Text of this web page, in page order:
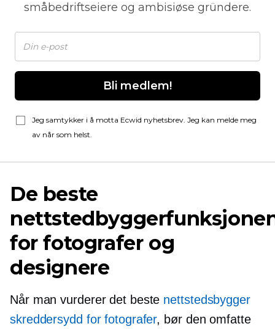
småbedriftseiere og ambisiøse gründere.
Bli medlem!
Jeg samtykker i å motta Ecwid nyhetsbrev. Jeg kan melde meg
av når som helst.
De beste
for fotografer og
designere
Når man vurderer det beste nettstedsbygger
skreddersydd for fotografer, bør den omfatte